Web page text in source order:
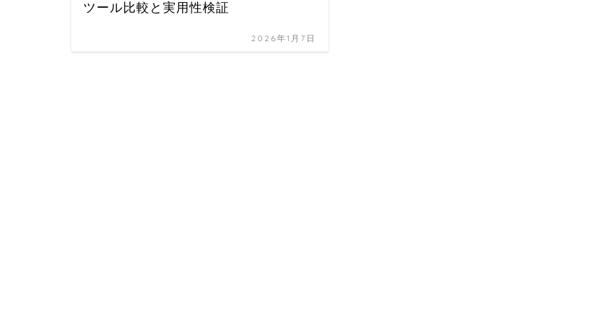
ツール比較と実用性検証
2026年1月7日